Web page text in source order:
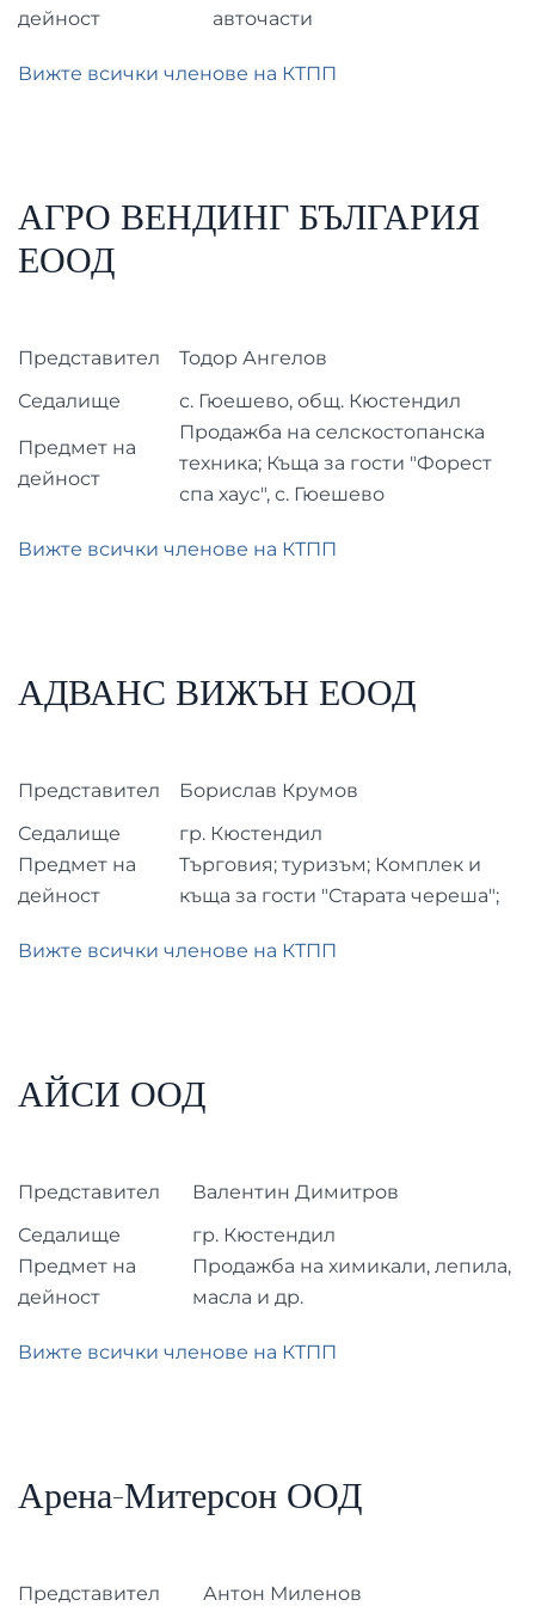
дейност
авточасти
Вижте всички членове на КТПП
АГРО ВЕНДИНГ БЪЛГАРИЯ
ЕООД
Представител
Тодор Ангелов
Седалище
с. Гюешево, общ. Кюстендил
Предмет на
дейност
Продажба на селскостопанска
техника; Къща за гости "Форест
спа хаус", с. Гюешево
Вижте всички членове на КТПП
АДВАНС ВИЖЪН ЕООД
Представител
Борислав Крумов
Седалище
гр. Кюстендил
Предмет на
дейност
Търговия; туризъм; Комплек и
къща за гости "Старата череша";
Вижте всички членове на КТПП
АЙСИ ООД
Представител
Валентин Димитров
Седалище
гр. Кюстендил
Предмет на
дейност
Продажба на химикали, лепила,
масла и др.
Вижте всички членове на КТПП
Арена-Митерсон ООД
Представител
Антон Миленов